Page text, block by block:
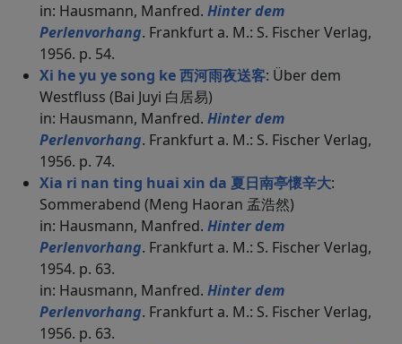
in: Hausmann, Manfred. Hinter dem
Perlenvorhang. Frankfurt a. M.: S. Fischer Verlag,
1956. p. 54.
Xi he yu ye song ke 西河雨夜送客: Über dem
Westfluss (Bai Juyi 白居易)
in: Hausmann, Manfred. Hinter dem
Perlenvorhang. Frankfurt a. M.: S. Fischer Verlag,
1956. p. 74.
Xia ri nan ting huai xin da 夏日南亭懷辛大:
Sommerabend (Meng Haoran 孟浩然)
in: Hausmann, Manfred. Hinter dem
Perlenvorhang. Frankfurt a. M.: S. Fischer Verlag,
1954. p. 63.
in: Hausmann, Manfred. Hinter dem
Perlenvorhang. Frankfurt a. M.: S. Fischer Verlag,
1956. p. 63.